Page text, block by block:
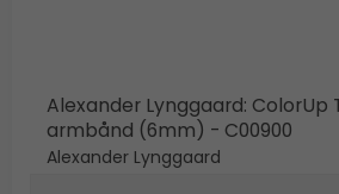
Alexander Lynggaard: ColorUp
armbånd (6mm) - C00900
Alexander Lynggaard